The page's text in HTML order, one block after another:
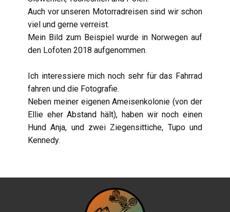
Auch vor unseren Motorradreisen sind wir schon
viel und gerne verreist.
Mein Bild zum Beispiel wurde in Norwegen auf
den Lofoten 2018 aufgenommen.
Ich interessiere mich noch sehr für das Fahrrad
fahren und die Fotografie.
Neben meiner eigenen Ameisenkolonie (von der
Ellie eher Abstand hält), haben wir noch einen
Hund Anja, und zwei Ziegensittiche, Tupo und
Kennedy.